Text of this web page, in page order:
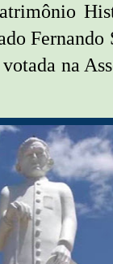
Fernando
na